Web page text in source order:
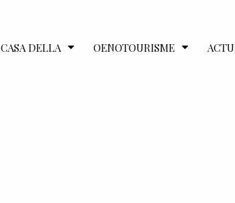
CASA DELLA OENOTOURISME ACTU